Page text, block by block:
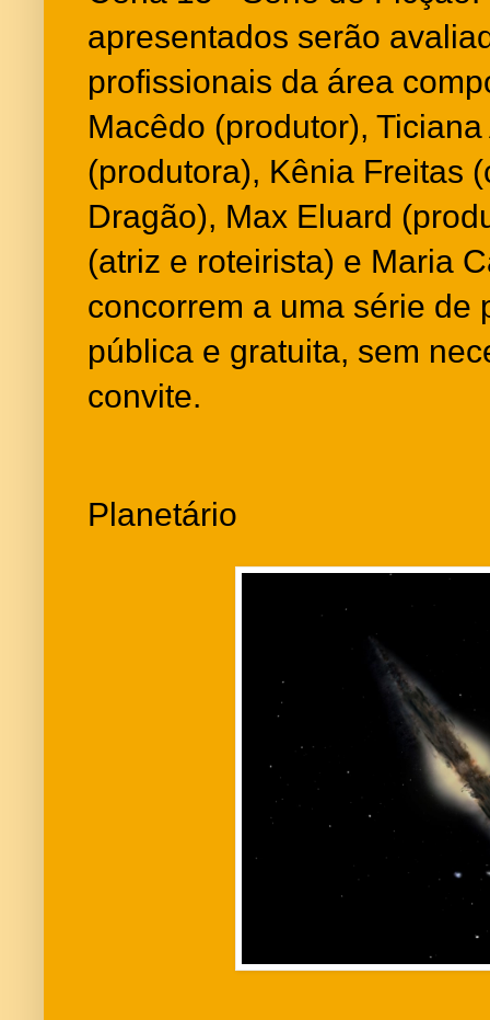
apresentados serão
profissionais da área
Macêdo (produtor),
(produtora), Kênia Freitas
Dragão), Max Eluard
(atriz e roteirista) e Maria
concorrem a uma série de
pública e gratuita, sem
convite.
Planetário